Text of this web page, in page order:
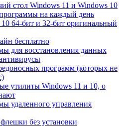
стол Windows 11 и Windows 10
на каждый день
10 64-бит и 32-бит оригинальный
бесплатно
для восстановления данных
программ (которых не
утилиты Windows 11 и 10, о
удаленного управления
без установки